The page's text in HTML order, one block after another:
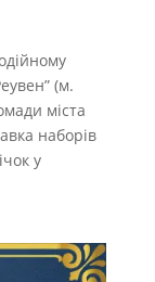
(м.
міста
наборів
у